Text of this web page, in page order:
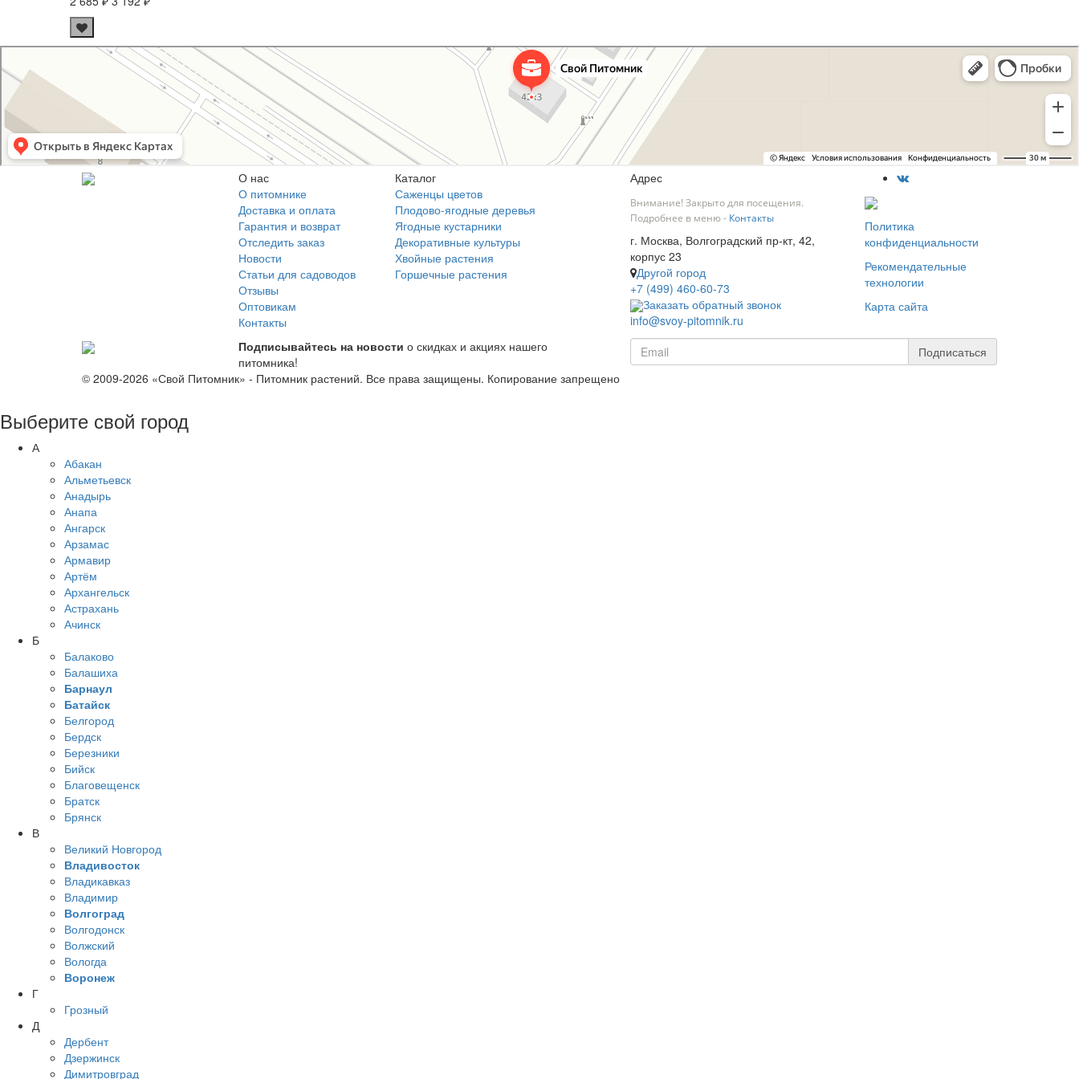
Питомник растений в Москве
Садовый центр в Москве
О нас
О питомнике
Доставка и оплата
Гарантия и возврат
Отследить заказ
Новости
Статьи для садоводов
Отзывы
Оптовикам
Контакты
Каталог
Саженцы цветов
Плодово-ягодные деревья
Ягодные кустарники
Декоративные культуры
Хвойные растения
Горшечные растения
Адрес
Внимание! Закрыто для посещения.
Подробнее в меню - Контакты
г. Москва, Волгоградский пр-кт, 42,
корпус 23
Другой город
+7 (499) 460-60-73
Заказать обратный звонок
info@svoy-pitomnik.ru
Политика
конфиденциальности
Рекомендательные
технологии
Карта сайта
Подписывайтесь на новости о скидках и акциях нашего
питомника!
Подписаться
© 2009-2026 «Свой Питомник» - Питомник растений. Все права защищены. Копирование запрещено
Выберите свой город
А
Абакан
Альметьевск
Анадырь
Анапа
Ангарск
Арзамас
Армавир
Артём
Архангельск
Астрахань
Ачинск
Б
Балаково
Балашиха
Барнаул
Батайск
Белгород
Бердск
Березники
Бийск
Благовещенск
Братск
Брянск
В
Великий Новгород
Владивосток
Владикавказ
Владимир
Волгоград
Волгодонск
Волжский
Вологда
Воронеж
Г
Грозный
Д
Дербент
Дзержинск
Димитровград